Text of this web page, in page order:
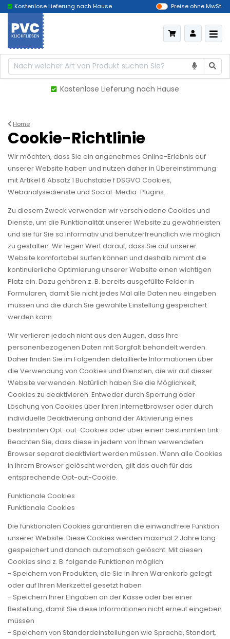
Kostenlose Lieferung nach Hause Das billigste Deutschland
Preise ohne MwSt.
Kostenlose Lieferung nach Hause
Home
Cookie-Richtlinie
Wir möchten, dass Sie ein angenehmes Online-Erlebnis auf
unserer Website haben und nutzen daher in Übereinstimmung
mit Artikel 6 Absatz 1 Buchstabe f DSGVO Cookies,
Webanalysedienste und Social-Media-Plugins.
Zu diesem Zweck verwenden wir verschiedene Cookies und
Dienste, um die Funktionalität unserer Website zu gewährleisten
und sie für Sie so informativ und benutzerfreundlich wie möglich
zu gestalten. Wir legen Wert darauf, dass Sie auf unserer
Website komfortabel surfen können und deshalb nimmt die
kontinuierliche Optimierung unserer Website einen wichtigen
Platz ein. Dazu gehören z. B. bereits ausgefüllte Felder in
Formularen, damit Sie nicht jedes Mal alle Daten neu eingeben
müssen und die durch Sie gewählte Einstellung gespeichert
werden kann.
Wir verlieren jedoch nicht aus den Augen, dass Ihre
personenbezogenen Daten mit Sorgfalt behandelt werden.
Daher finden Sie im Folgenden detaillierte Informationen über
die Verwendung von Cookies und Diensten, die wir auf dieser
Website verwenden. Natürlich haben Sie die Möglichkeit,
Cookies zu deaktivieren. Entweder durch Sperrung oder
Löschung von Cookies über Ihren Internetbrowser oder durch
individuelle Deaktivierung anhand der Aktivierung eines
bestimmten Opt-out-Cookies oder über einen bestimmten Link.
Beachten Sie, dass diese in jedem von Ihnen verwendeten
Browser separat deaktiviert werden müssen. Wenn alle Cookies
in Ihrem Browser gelöscht werden, gilt das auch für das
entsprechende Opt-out-Cookie.
Funktionale Cookies
Funktionale Cookies
Die funktionalen Cookies garantieren die einwandfreie Funktion
unserer Website. Diese Cookies werden maximal 2 Jahre lang
gespeichert und danach automatisch gelöscht. Mit diesen
Cookies sind z. B. folgende Funktionen möglich:
- Speichern von Produkten, die Sie in Ihren Warenkorb gelegt
oder auf Ihren Merkzettel gesetzt haben
- Speichern Ihrer Eingaben an der Kasse oder bei einer
Bestellung, damit Sie diese Informationen nicht erneut eingeben
müssen
- Speichern von Standardeinstellungen wie Sprache, Standort,